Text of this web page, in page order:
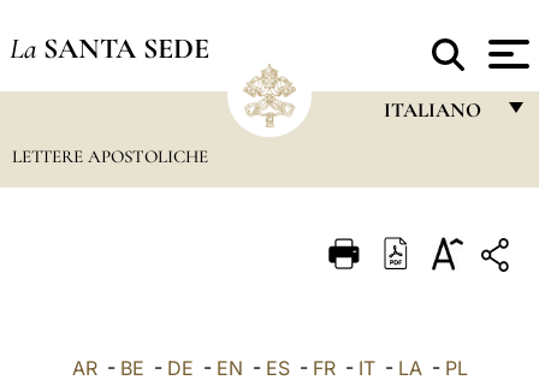
La SANTA SEDE
ITALIANO
ITALIANO
LETTERE APOSTOLICHE
AR- BE - DE - EN - ES- FR- IT- LA- PL